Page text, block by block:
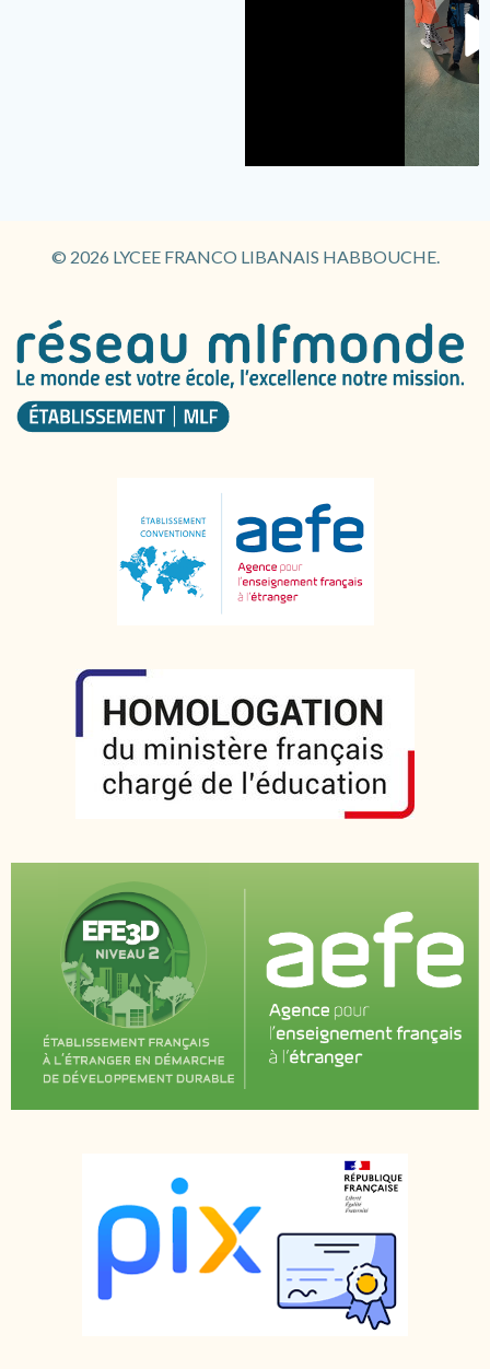
© 2026 LYCEE FRANCO LIBANAIS HABBOUCHE.